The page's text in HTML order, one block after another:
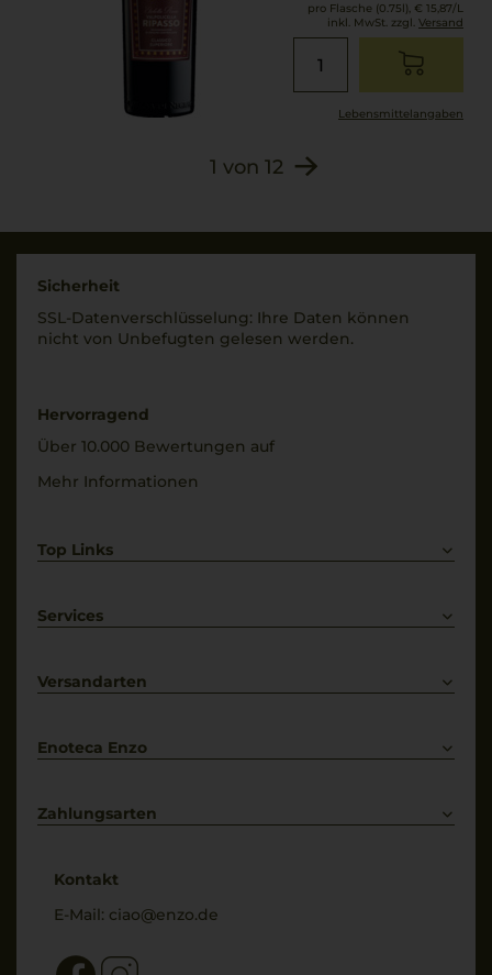
pro Flasche (0.75l), € 15,87/L
inkl. MwSt. zzgl. Versand
Lebensmittel­angaben
1 von 12
Sicherheit
SSL-Daten­verschlüs­selung: Ihre Daten können
nicht von Unbe­fugten gelesen werden.
Hervorragend
Über 10.000 Bewertungen auf
Mehr Informationen
Top Links
Weißwein
Services
Kontakt
Versandarten
Enoteca Enzo
Bewertungs-Richtlinien
Zahlungsarten
Kontakt
E-Mail: ciao@enzo.de